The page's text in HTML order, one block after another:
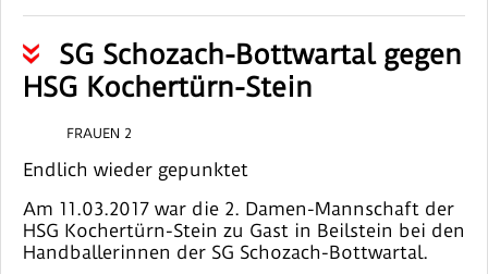
SG Schozach-Bottwartal gegen
HSG Kochertürn-Stein
FRAUEN 2
Endlich wieder gepunktet
Am 11.03.2017 war die 2. Damen-Mannschaft der
HSG Kochertürn-Stein zu Gast in Beilstein bei den
Handballerinnen der SG Schozach-Bottwartal.